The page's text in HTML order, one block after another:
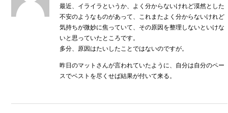
最近、イライラというか、よく分からないけれど漠然とした
不安のようなものがあって、これまたよく分からないけれど
気持ちが微妙に焦っていて、その原因を整理しないといけな
いと思っていたところです。
多分、原因はたいしたことではないのですが。
昨日のマットさんが言われていたように、自分は自分のペー
スでベストを尽くせば結果が付いて来る。